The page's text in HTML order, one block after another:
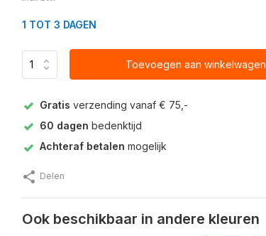
1 TOT 3 DAGEN
Toevoegen aan winkelwagen
Gratis verzending vanaf € 75,-
60 dagen bedenktijd
Achteraf betalen mogelijk
Delen
Ook beschikbaar in andere kleuren